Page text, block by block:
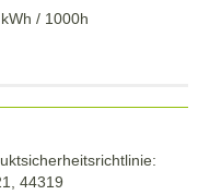
/ 1000h
44319